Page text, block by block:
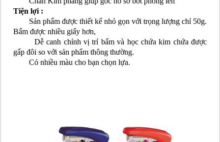
Tiện lợi :
Sản phẩm được thiết kế nhỏ gọn với trọng lượng chỉ 50g.
Bấm được nhiều giấy hơn,
Dễ canh chỉnh vị trí bấm và học chứa kim chứa được
gấp đôi so với sản phẩm thông thường.
Có nhiều màu cho bạn chọn lựa.